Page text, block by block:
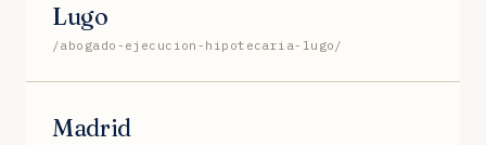
Lugo
/abogado-ejecucion-hipotecaria-lugo/
Madrid